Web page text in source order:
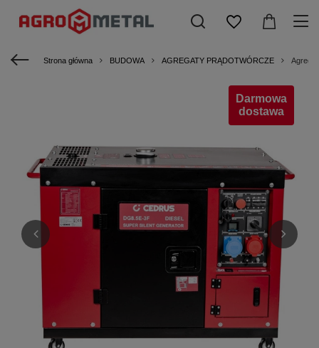
Strona główna BUDOWA AGREGATY PRĄDOTWÓRCZE
Darmowa
dostawa